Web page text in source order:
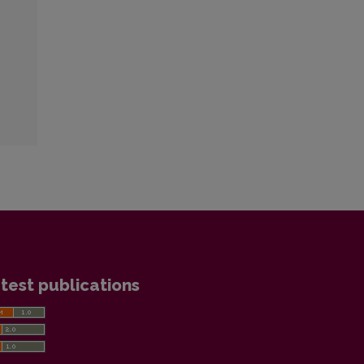
publications